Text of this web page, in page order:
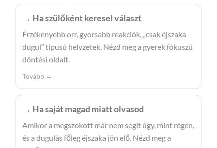
→ Ha szülőként keresel választ
Érzékenyebb orr, gyorsabb reakciók, „csak éjszaka
dugul” típusú helyzetek. Nézd meg a gyerek fókuszú
döntési oldalt.
Tovább →
→ Ha saját magad miatt olvasod
Amikor a megszokott már nem segít úgy, mint régen,
és a dugulás főleg éjszaka jön elő. Nézd meg a